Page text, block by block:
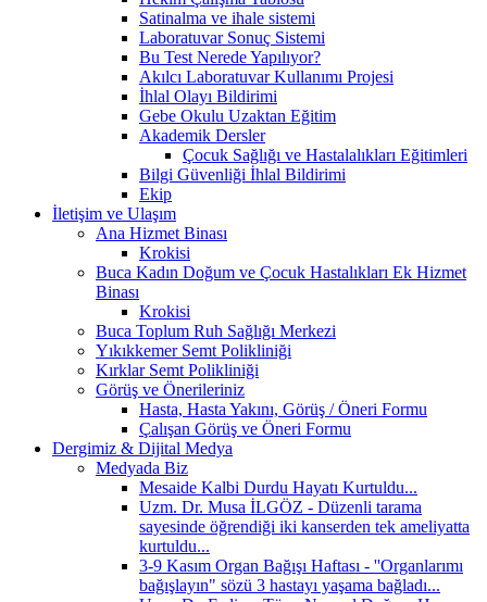
Satinalma ve ihale sistemi
Laboratuvar Sonuç Sistemi
Bu Test Nerede Yapılıyor?
Akılcı Laboratuvar Kullanımı Projesi
İhlal Olayı Bildirimi
Gebe Okulu Uzaktan Eğitim
Akademik Dersler
Çocuk Sağlığı ve Hastalalıkları Eğitimleri
Bilgi Güvenliği İhlal Bildirimi
Ekip
İletişim ve Ulaşım
Ana Hizmet Binası
Krokisi
Buca Kadın Doğum ve Çocuk Hastalıkları Ek Hizmet
Binası
Krokisi
Buca Toplum Ruh Sağlığı Merkezi
Yıkıkkemer Semt Polikliniği
Kırklar Semt Polikliniği
Görüş ve Önerileriniz
Hasta, Hasta Yakını, Görüş / Öneri Formu
Çalışan Görüş ve Öneri Formu
Dergimiz & Dijital Medya
Medyada Biz
Mesaide Kalbi Durdu Hayatı Kurtuldu...
Uzm. Dr. Musa İLGÖZ - Düzenli tarama
sayesinde öğrendiği iki kanserden tek ameliyatta
kurtuldu...
3-9 Kasım Organ Bağışı Haftası - ''Organlarımı
bağışlayın" sözü 3 hastayı yaşama bağladı...